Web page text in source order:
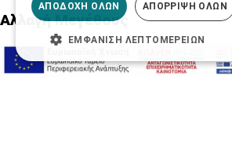
Αλλαγή Μεγέθους
A- A+
A
ΑΠΟΔΟΧΉ ΌΛΩΝ ΑΠΌΡΡΙΨΗ ΌΛΩΝ
ΕΜΦΆΝΙΣΗ ΛΕΠΤΟΜΕΡΕΙΏΝ